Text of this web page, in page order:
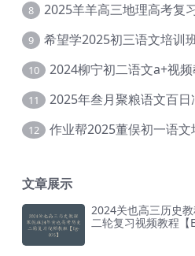
8
9
10
11
12
文章展示
2024关也高三历史
二轮复习视频教程【